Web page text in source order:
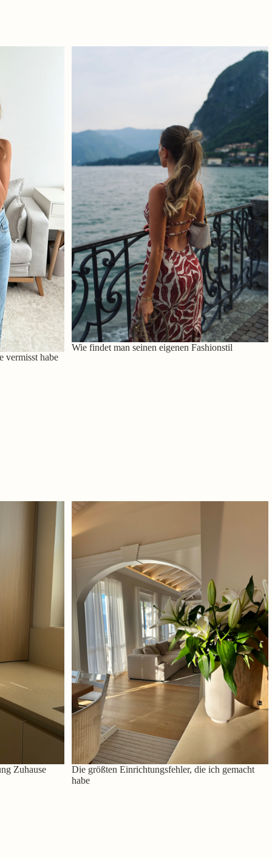
vermisst habe
Wie findet man seinen eigenen Fashionstil
Zuhause
Die größten Einrichtungsfehler, die ich gemacht
habe